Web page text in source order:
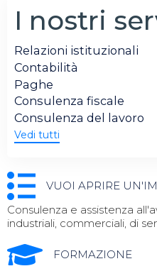
VUOI APRIRE
Consulenza e assistenza
industriali, commerciali, di
FORMAZIONE
I nostri
Relazioni istituzionali
Contabilità
Paghe
Consulenza fiscale
Consulenza del lavoro
Vedi tutti